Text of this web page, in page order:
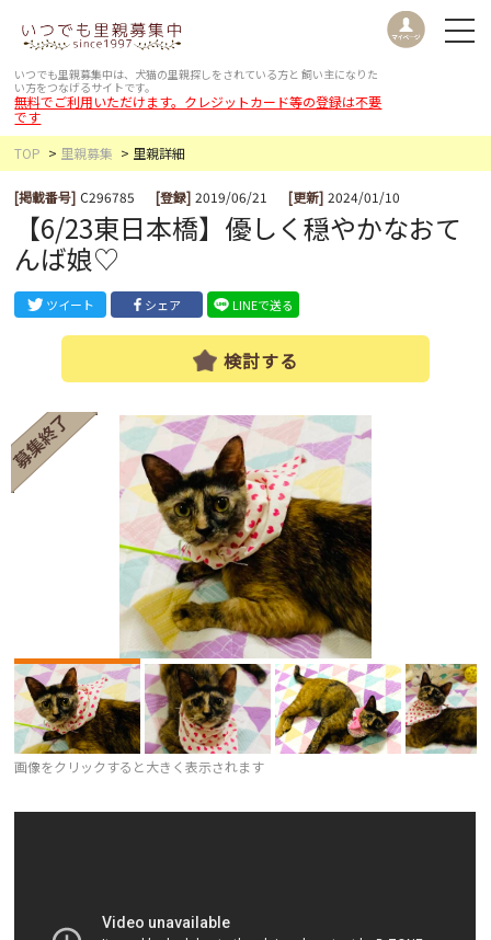
いつでも里親募集中は、犬猫の里親探しをされている方と 飼い主になりた
い方をつなげるサイトです。
無料でご利用いただけます。クレジットカード等の登録は不要
です
TOP
里親募集 里親詳細
[掲載番号] C296785 [登録] 2019/06/21 [更新] 2024/01/10
【6/23東日本橋】優しく穏やかなおて
んば娘♡
ツイート シェア LINEで送る
検討する
画像をクリックすると大きく表示されます